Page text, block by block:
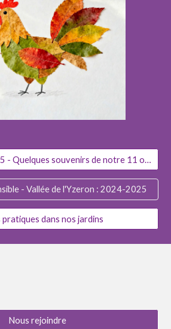
Evènement SVF 2025 - Quelques souvenirs de notre 11 octobre
- Vallée de l'Yzeron : 2024-2025
pratiques dans nos jardins
Nous rejoindre